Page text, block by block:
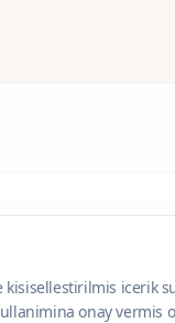
icerik
onay vermis